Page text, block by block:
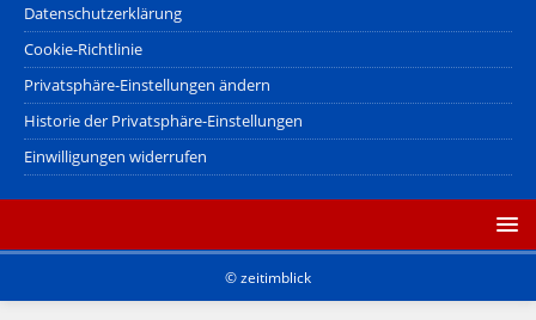
Datenschutzerklärung
Cookie-Richtlinie
Privatsphäre-Einstellungen ändern
Historie der Privatsphäre-Einstellungen
Einwilligungen widerrufen
© zeitimblick